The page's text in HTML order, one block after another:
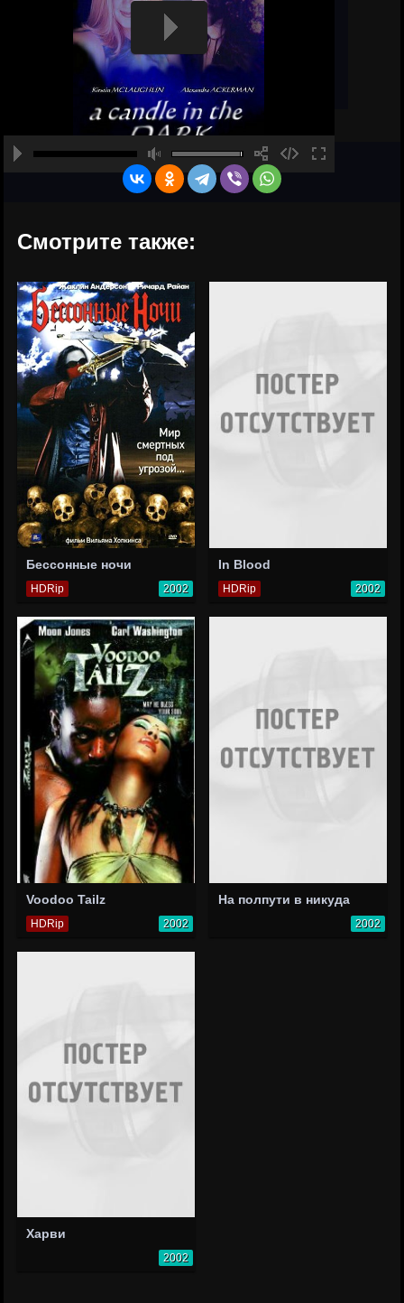
Смотрите также:
Бессонные ночи
HDRip 2002
In Blood
HDRip 2002
Voodoo Tailz
HDRip 2002
На полпути в никуда
2002
Харви
2002